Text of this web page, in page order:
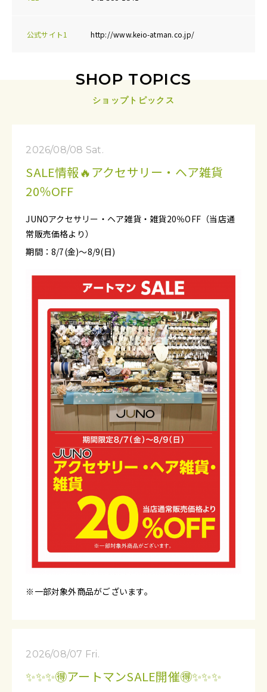
公式サイト1 http://www.keio-atman.co.jp/
SHOP TOPICS
ショップトピックス
2026/08/08 Sat.
SALE情報🔥アクセサリー・ヘア雑貨
20％OFF
JUNOアクセサリー・ヘア雑貨・雑貨20％OFF（当店通
常販売価格より）
期間：8/7(金)～8/9(日)
※一部対象外商品がございます。
2026/08/07 Fri.
✨✨✨🉐アートマンSALE開催🉐✨✨✨